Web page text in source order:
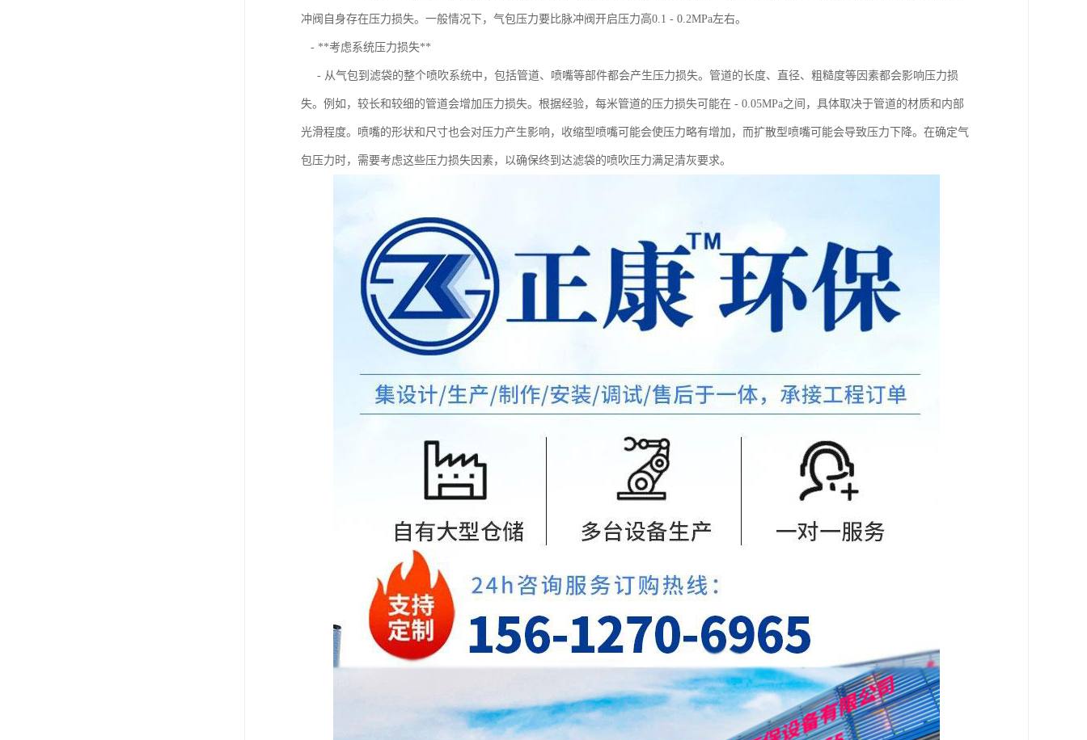
冲阀自身存在压力损失。一般情况下，气包压力要比脉冲阀开启压力高0.1 - 0.2MPa左右。
- **考虑系统压力损失**
- 从气包到滤袋的整个喷吹系统中，包括管道、喷嘴等部件都会产生压力损失。管道的长度、直径、粗糙度等因素都会影响压力损
失。例如，较长和较细的管道会增加压力损失。根据经验，每米管道的压力损失可能在 - 0.05MPa之间，具体取决于管道的材质和内部
光滑程度。喷嘴的形状和尺寸也会对压力产生影响，收缩型喷嘴可能会使压力略有增加，而扩散型喷嘴可能会导致压力下降。在确定气
包压力时，需要考虑这些压力损失因素，以确保终到达滤袋的喷吹压力满足清灰要求。